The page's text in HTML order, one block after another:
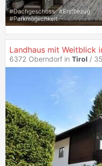
#Dachgeschoss #Erstbezug
#Parkmöglichkeit
Landhaus mit Weitblick
6372 Oberndorf in Tirol /